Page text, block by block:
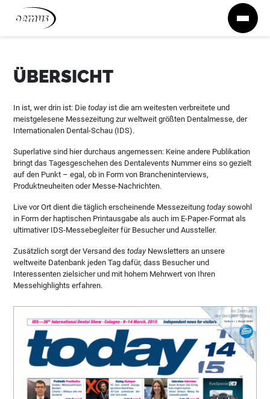
Zum Inhalt springen
ÜBERSICHT
In ist, wer drin ist: Dietodayist die am weitesten verbreitete und
meistgelesene Messezeitung zur weltweit größten Dentalmesse, der
Internationalen Dental-Schau (IDS).
Superlative sind hier durchaus angemessen: Keine andere Publikation
bringt das Tagesgeschehen des Dentalevents Nummer eins so gezielt
auf den Punkt – egal, ob in Form von Brancheninterviews,
Produktneuheiten oder Messe-Nachrichten.
Live vor Ort dient die täglich erscheinende Messezeitung todaysowohl
in Form der haptischen Printausgabe als auch im E-Paper-Format als
ultimativer IDS-Messebegleiter für Besucher und Aussteller.
Zusätzlich sorgt der Versand destodayNewsletters an unsere
weltweite Datenbank jeden Tag dafür, dass Besucher und
Interessenten zielsicher und mit hohem Mehrwert von Ihren
Messehighlights erfahren.